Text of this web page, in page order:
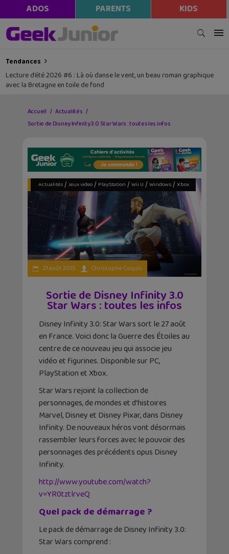
ADOS PARENTS KIDS
Tendances
Lecture d’été 2026 #6 : Là où danse le vent, un beau roman graphique
avec la Bretagne en toile de fond
Accueil
Actualités
Sortie de Disney Infinity 3.0 Star Wars : toutes les infos
Actualités/ Jeux video/ PlayStation / Wii U / Windows/ Xbox
21 août 2015 Christophe Coquis
Sortie de Disney Infinity 3.0
Star Wars : toutes les infos
Disney Infinity 3.0: Star Wars sort le 27 août
en France. Voici donc la Guerre des Étoiles au
centre de ce nouveau jeu qui associe jeu
vidéo et figurines. Disponible sur PC,
PlayStation et Xbox.
Star Wars rejoint la collection de
personnages, de mondes et d’histoires
Marvel, Disney et Disney Pixar, dans Disney
Infinity. De nouveaux héros vont désormais
rassembler leurs forces avec le pouvoir des
personnages des précédents opus Disney
Infinity.
http://www.youtube.com/watch?
v=YR0tztlrveQ
Quel pack de démarrage ?
Le pack de démarrage de Disney Infinity 3.0:
Star Wars comprend :
modal-check